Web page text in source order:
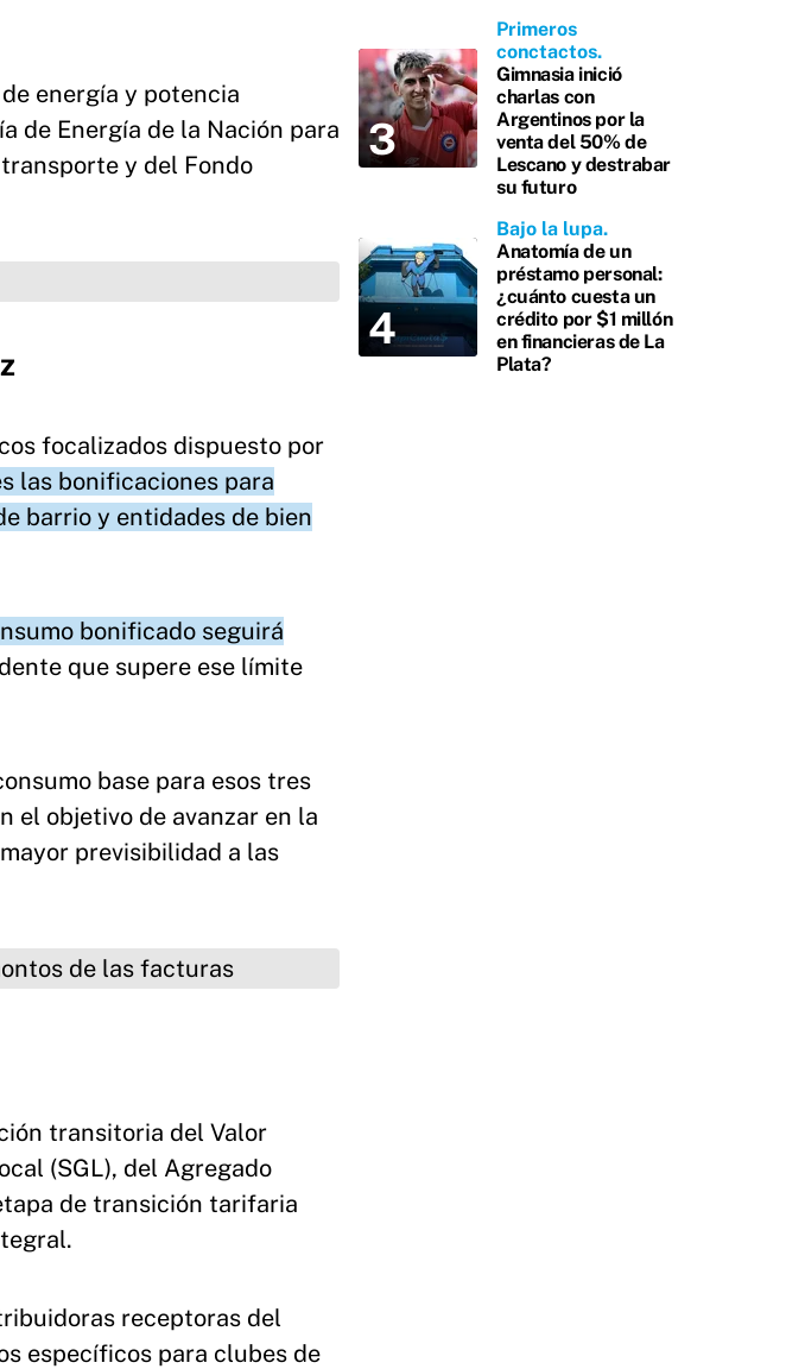
energía y potencia
de Energía de la Nación para
y del Fondo
focalizados dispuesto por
las bonificaciones para
barrio y entidades de bien
bonificado seguirá
que supere ese límite
base para esos tres
el objetivo de avanzar en la
previsibilidad a las
transitoria del Valor
(SGL), del Agregado
de transición tarifaria
receptoras del
específicos para clubes de
Primeros
conctactos
Gimnasia inició
charlas con
Argentinos por la
venta del 50% de
Lescano y destrabar
su futuro
Bajo la lupa
Anatomía de un
préstamo personal:
¿cuánto cuesta un
crédito por $1 millón
en financieras de La
Plata?